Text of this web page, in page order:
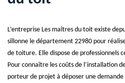
L’entreprise Les maîtres du toit existe
sillonne le département 22980 pour
de toiture. Elle dispose de professionnels
Pour connaître les coûts de l’installation
porteur de projet à déposer une demande